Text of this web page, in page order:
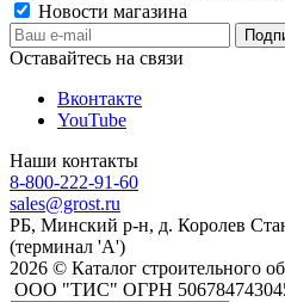
Новости магазина
Оставайтесь на связи
Вконтакте
YouTube
Наши контакты
8-800-222-91-60
sales@grost.ru
РБ, Минский р-н, д. Королев
(терминал 'А')
2026 © Каталог строительного
ООО "ТИС" ОГРН